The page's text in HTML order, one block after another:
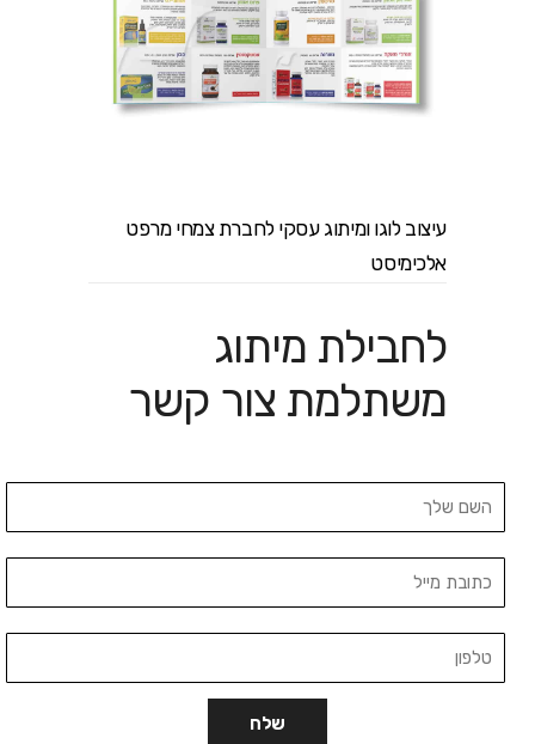
עיצוב לוגו ומיתוג עסקי לחברת צמחי מרפט
אלכימיסט
לחבילת מיתוג
משתלמת צור קשר